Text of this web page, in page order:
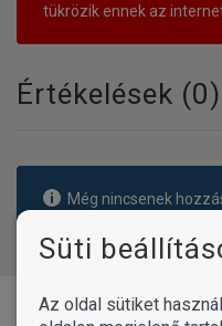
tükrözik ennek az
Értékelések (0)
Még nincsenek
Süti
Az oldal sütiket